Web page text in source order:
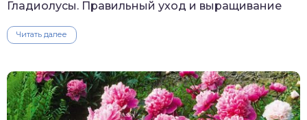
Гладиолусы. Правильный уход и выращивание
Читать далее